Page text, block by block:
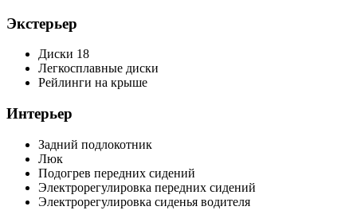
Экстерьер
Диски 18
Легкосплавные диски
Рейлинги на крыше
Интерьер
Задний подлокотник
Люк
Подогрев передних сидений
Электрорегулировка передних сидений
Электрорегулировка сиденья водителя